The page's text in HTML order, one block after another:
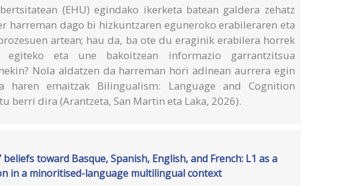
(EHU) egindako ikerketa batean galdera zehatz
harreman dago bi hizkuntzaren eguneroko erabileraren eta
artean; hau da, ba ote du eraginik erabilera horrek
egiteko eta une bakoitzean informazio garrantzitsua
Nola aldatzen da harreman hori adinean aurrera egin
haren emaitzak Bilingualism: Language and Cognition
berri dira (Arantzeta, San Martin eta Laka, 2026).
beliefs toward Basque, Spanish, English, and French: L1 as a
in a minoritised-language multilingual context